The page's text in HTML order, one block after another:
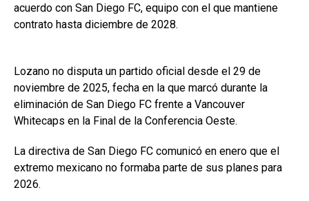
acuerdo con San Diego FC, equipo con el que mantiene
contrato hasta diciembre de 2028.
Lozano no disputa un partido oficial desde el 29 de
noviembre de 2025, fecha en la que marcó durante la
eliminación de San Diego FC frente a Vancouver
Whitecaps en la Final de la Conferencia Oeste.
La directiva de San Diego FC comunicó en enero que el
extremo mexicano no formaba parte de sus planes para
2026.